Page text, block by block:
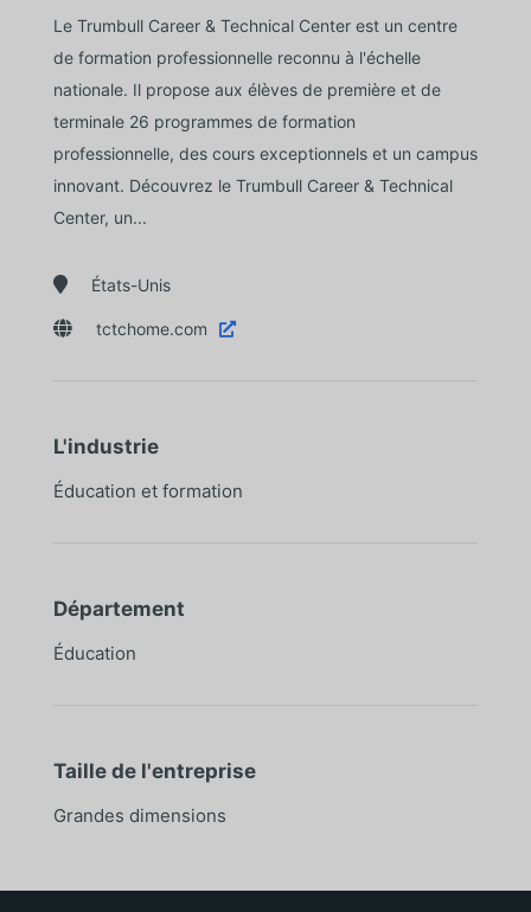
Le Trumbull Career & Technical Center est un centre
de formation professionnelle reconnu à l'échelle
nationale. Il propose aux élèves de première et de
terminale 26 programmes de formation
professionnelle, des cours exceptionnels et un campus
innovant. Découvrez le Trumbull Career & Technical
Center, un...
 États-Unis
 tctchome.com 
L'industrie
Éducation et formation
Département
Éducation
Taille de l'entreprise
Grandes dimensions